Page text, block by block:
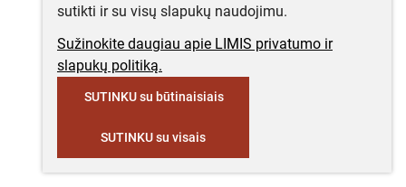
sutikti ir su visų slapukų naudojimu.
Sužinokite daugiau apie LIMIS privatumo ir
slapukų politiką.
SUTINKU su būtinaisiais
SUTINKU su visais